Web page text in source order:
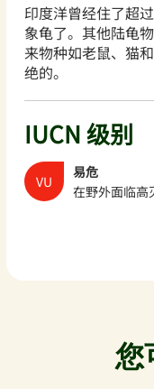
印度洋曾经住了超
象龟了。其他陆龟
来物种如老鼠、猫
绝的。
IUCN 级别
VU
易危
在野外面临高
您